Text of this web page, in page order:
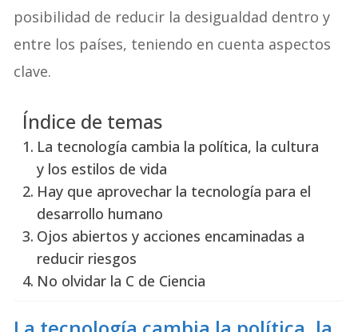
posibilidad de reducir la desigualdad dentro y
entre los países, teniendo en cuenta aspectos
clave.
Índice de temas
La tecnología cambia la política, la cultura
y los estilos de vida
Hay que aprovechar la tecnología para el
desarrollo humano
Ojos abiertos y acciones encaminadas a
reducir riesgos
No olvidar la C de Ciencia